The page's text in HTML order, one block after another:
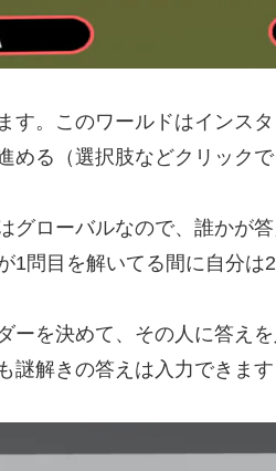
す。このワールドはインス
める（選択肢などクリック
グローバルなので、誰かが
1問目を解いてる間に自分
ーを決めて、その人に答え
謎解きの答えは入力できます